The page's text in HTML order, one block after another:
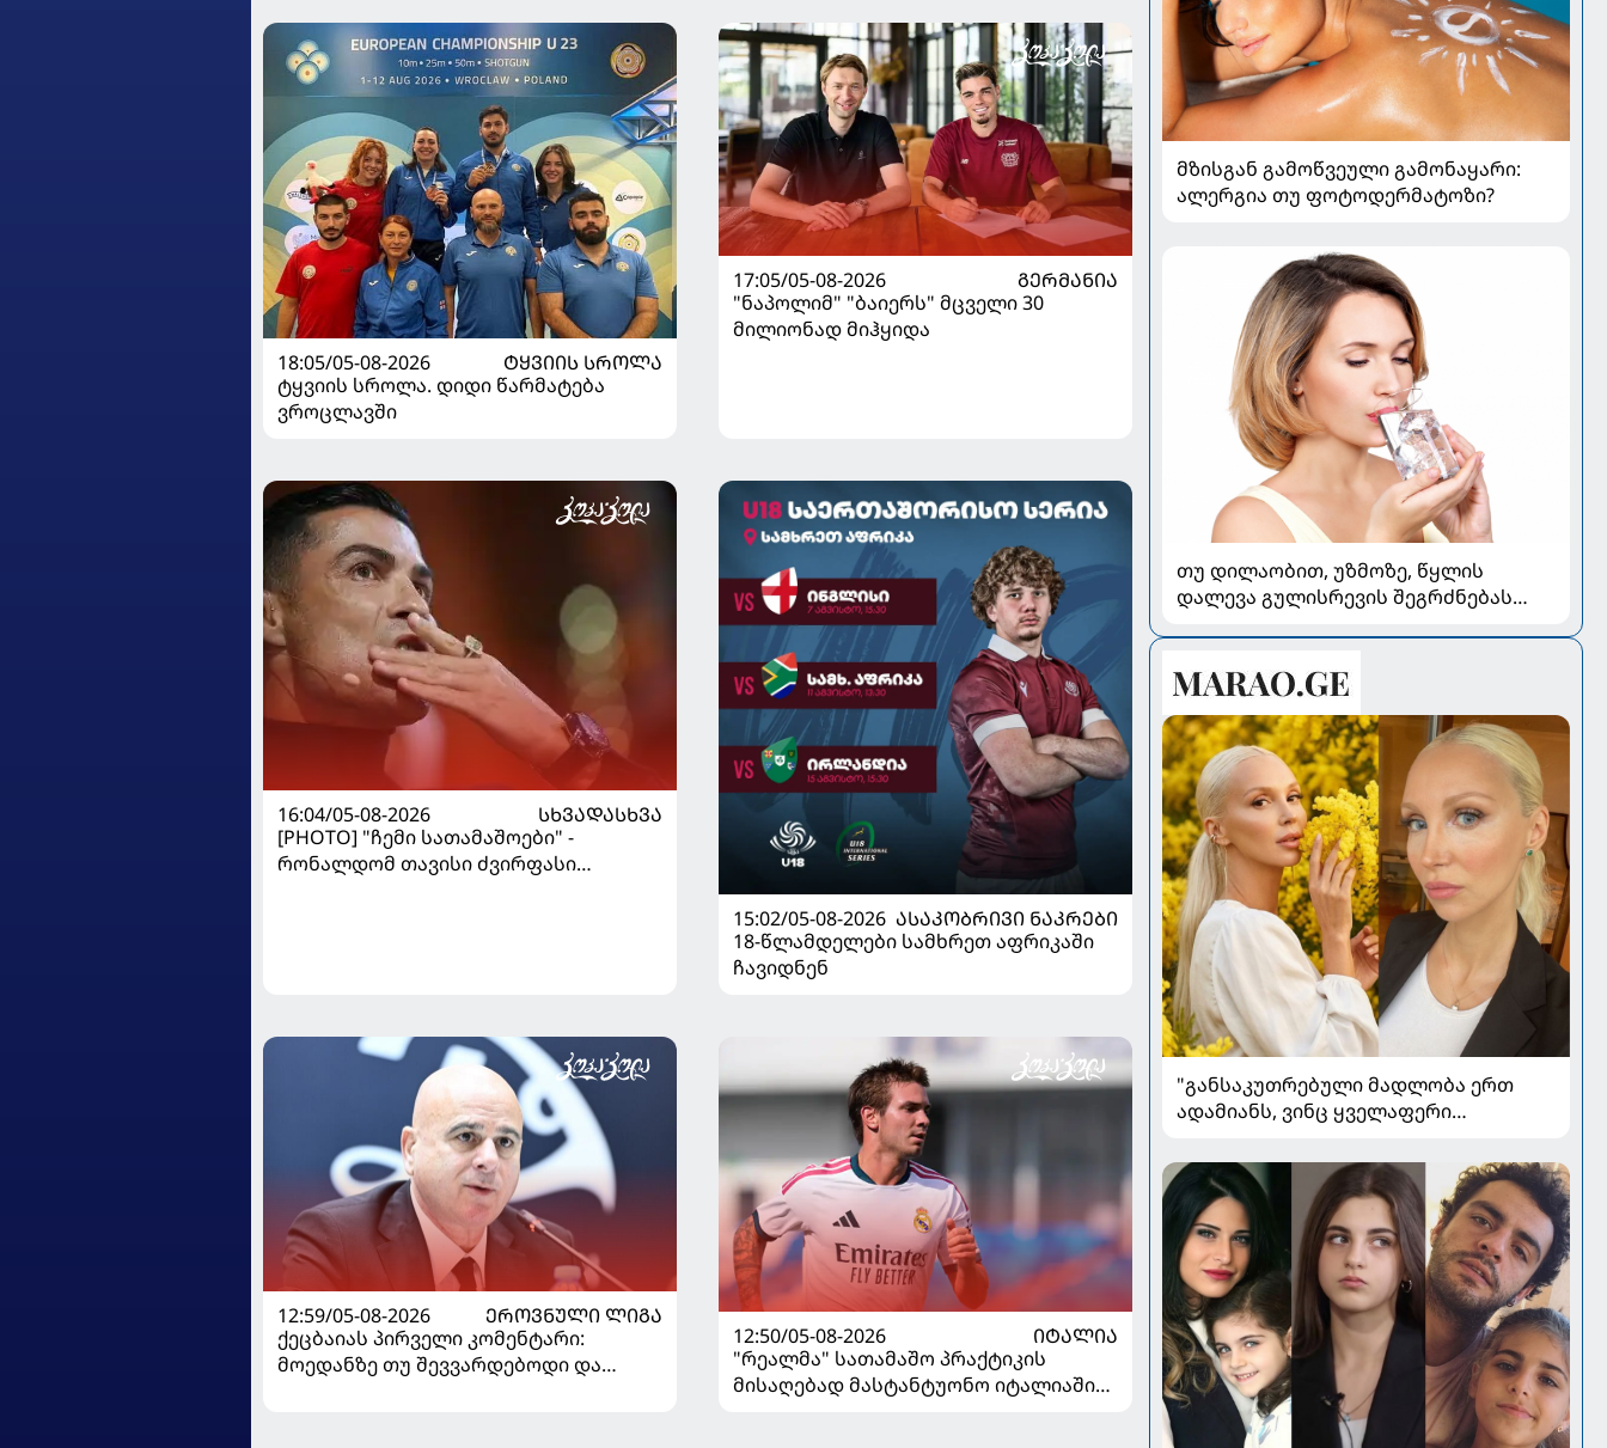
18:05/05-08-2026
ᲢᲧᲕᲘᲘᲡ ᲡᲠᲝᲚᲐ
ტყვიის სროლა. დიდი წარმატება
ვროცლავში
17:05/05-08-2026
ᲒᲔᲠᲛᲐᲜᲘᲐ
"ნაპოლიმ" "ბაიერს" მცველი 30
მილიონად მიჰყიდა
16:04/05-08-2026
ᲡᲮᲕᲐᲓᲐᲡᲮᲕᲐ
[PHOTO] "ჩემი სათამაშოები" -
რონალდომ თავისი ძვირფასი
15:02/05-08-2026 ᲐᲡᲐᲙᲝᲑᲠᲘᲕᲘ ᲜᲐᲙᲠᲔᲑᲘ
18-წლამდელები სამხრეთ აფრიკაში
ჩავიდნენ
12:59/05-08-2026
ᲔᲠᲝᲕᲜᲣᲚᲘ ᲚᲘᲒᲐ
ქეცბაიას პირველი კომენტარი:
მოედანზე თუ შევვარდებოდი და
12:50/05-08-2026
ᲘᲢᲐᲚᲘᲐ
"რეალმა" სათამაშო პრაქტიკის
მისაღებად მასტანტუონო იტალიაში
მზისგან გამოწვეული გამონაყარი:
ალერგია თუ ფოტოდერმატოზი?
თუ დილაობით, უზმოზე, წყლის
დალევა გულისრევის შეგრძნებას
"განსაკუთრებული მადლობა ერთ
ადამიანს, ვინც ყველაფერი
კითხვებს პასუხობს